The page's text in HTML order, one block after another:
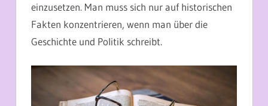
einzusetzen. Man muss sich nur auf historischen
Fakten konzentrieren, wenn man über die
Geschichte und Politik schreibt.